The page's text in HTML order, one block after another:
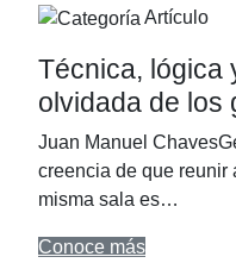
Artículo
Técnica,
olvidada de los
Juan Manuel
creencia de que reunir
misma sala es…
Conoce más